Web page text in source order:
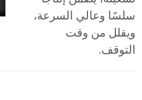
سلسًا وعالي السرعة،
ويقلل من وقت
التوقف.